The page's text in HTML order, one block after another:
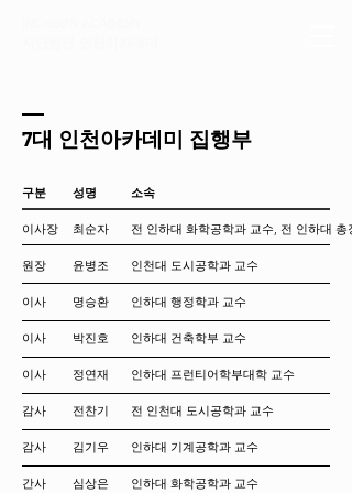
7대 인천아카데미 집행부
구분
이사장
원장
이사
이사
​이사
감사
감사
​간사
성명
최순자
윤병조
명승환
박진호
​정연재
전찬기
김기우
​심상은
소속
전 인하대 화학공학과 교수, 전 인하대 총장
인천대 도시공학과 교수
인하대 행정학과 교수​
인하대 건축학부 교수
인하대 프런티어학부대학 교수
전 인천대 도시공학과 교수
인하대 기계공학과 교수
​인하대 화학공학과 교수